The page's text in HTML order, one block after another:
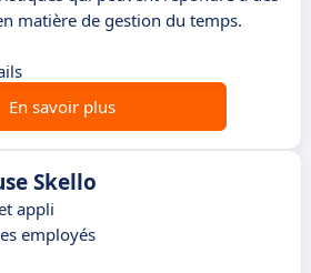
matière de gestion du temps.
En savoir plus
Skello
appli
employés